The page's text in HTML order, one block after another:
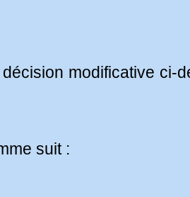
modificative ci-
suit :